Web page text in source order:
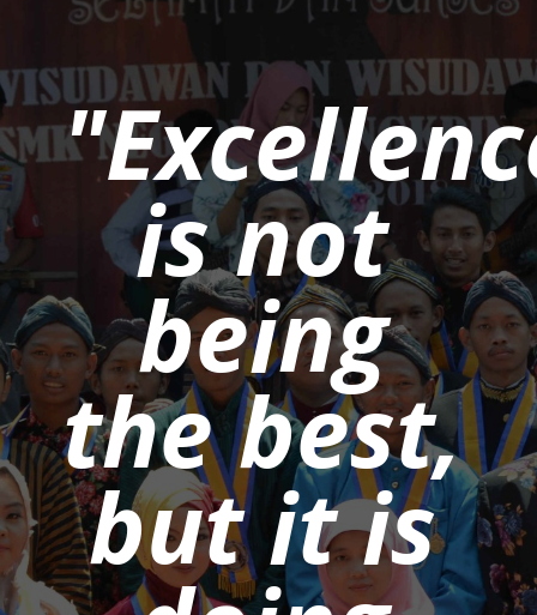
is not
being
the best,
but it is